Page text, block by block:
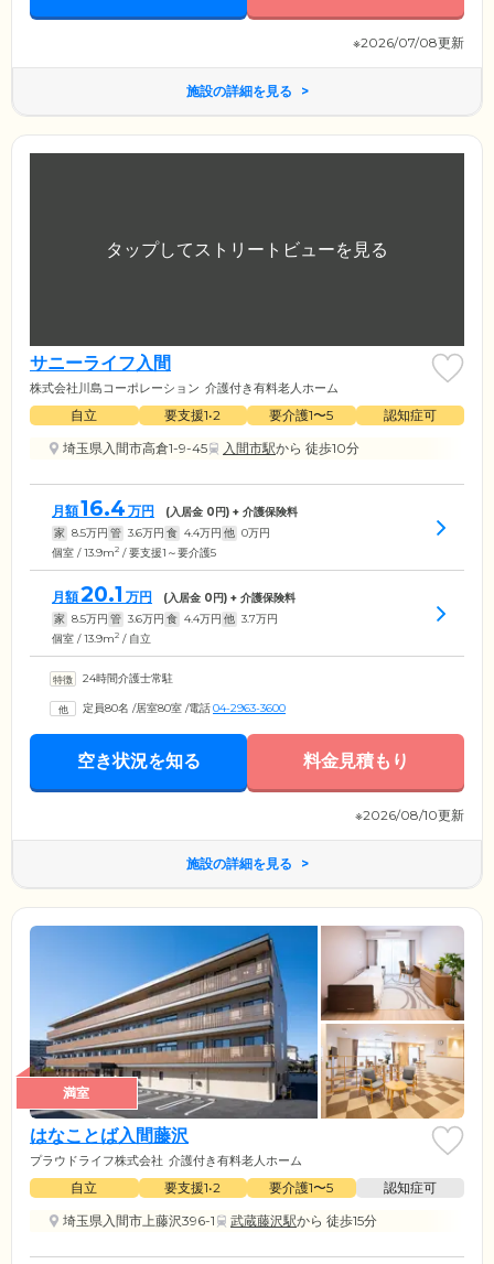
※2026/07/08更新
施設の詳細を見る
サニーライフ入間
株式会社川島コーポレーション 介護付き有料老人ホーム
自立 要支援1•2 要介護1〜5
認知症可
埼玉県入間市高倉1-9-45
入間市駅から 徒歩10分
月額16.4 万円 (入居金 0円) + 介護保険料
家 8.5万円 管 3.6万円 食 4.4万円 他 0万円
個室 / 13.9m2 / 要支援1～要介護5
月額20.1 万円 (入居金 0円) + 介護保険料
家 8.5万円 管 3.6万円 食 4.4万円 他 3.7万円
個室 / 13.9m2 / 自立
24時間介護士常駐
定員80名 /居室80室 /電話04-2963-3600
空き状況を知る 料金見積もり
※2026/08/10更新
施設の詳細を見る
満室
はなことば入間藤沢
プラウドライフ株式会社 介護付き有料老人ホーム
自立 要支援1•2 要介護1〜5
認知症可
埼玉県入間市上藤沢396-1
武蔵藤沢駅から 徒歩15分